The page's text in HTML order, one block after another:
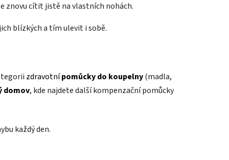
znovu cítit jistě na vlastních nohách.
blízkých a tím ulevit i sobě.
zdravotnípomůcky do koupelny(madla,
domov, kde najdete další kompenzační pomůcky
každý den.